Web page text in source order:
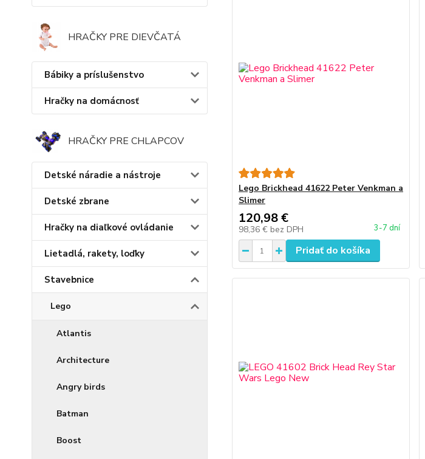
HRAČKY PRE DIEVČATÁ
Bábiky a príslušenstvo
Hračky na domácnosť
HRAČKY PRE CHLAPCOV
Detské náradie a nástroje
Detské zbrane
Hračky na diaľkové ovládanie
Lietadlá, rakety, loďky
Stavebnice
Lego
Atlantis
Architecture
Angry birds
Batman
Boost
Lego Brickhead 41622 Peter Venkman a
Slimer
120,98 €
98,36 € bez DPH 3-7 dní
Pridať do košíka